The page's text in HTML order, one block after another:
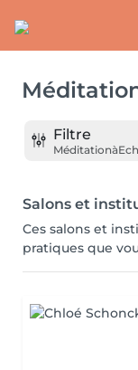
Filtre
Méditationà
Salons et
Ces salons et
pratiques que